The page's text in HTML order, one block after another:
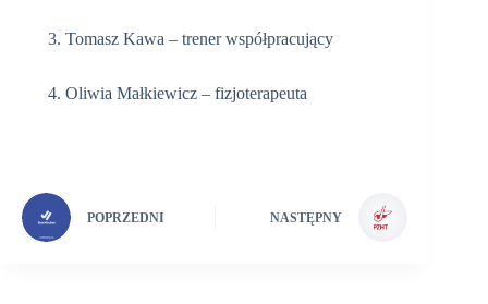
Tomasz Kawa – trener współpracujący
Oliwia Małkiewicz – fizjoterapeuta
POPRZEDNI NASTĘPNY